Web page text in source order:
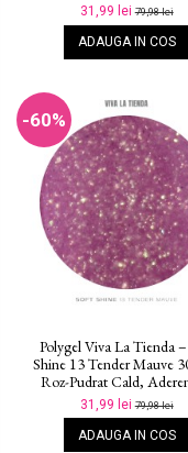
31,99 lei79,98 lei
ADAUGA IN COS
-60%
Polygel Viva La Tienda
Shine 13 Tender Mauve
Roz-Pudrat Cald,
31,99 lei79,98 lei
ADAUGA IN COS